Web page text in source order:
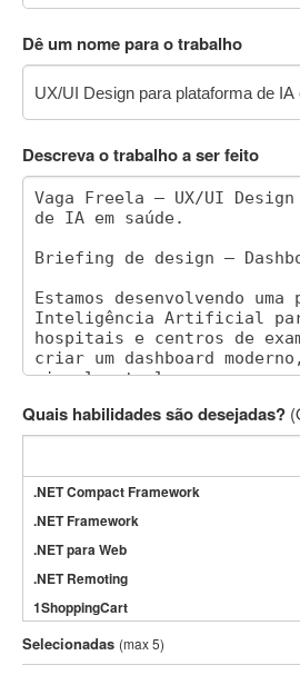
Dê um nome para o trabalho
Descreva o trabalho a ser feito
Quais habilidades são desejadas?
.NET Compact Framework
.NET Framework
.NET para Web
.NET Remoting
1ShoppingCart
3DS Max
3GSM
Selecionadas (max 5)